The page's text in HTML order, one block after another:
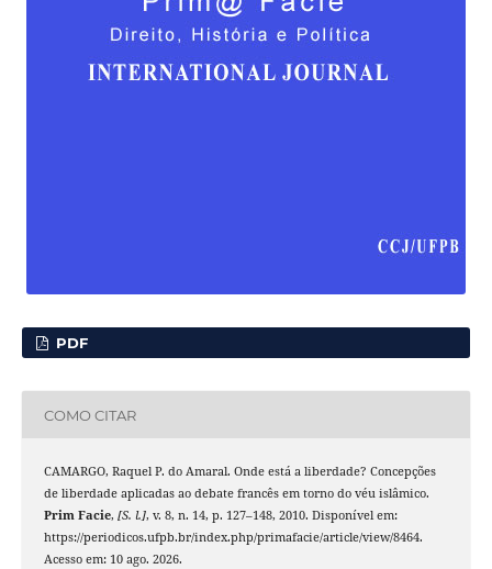
PDF
COMO CITAR
CAMARGO, Raquel P. do Amaral. Onde está a liberdade? Concepções
de liberdade aplicadas ao debate francês em torno do véu islâmico.
Prim Facie, [S. l.], v. 8, n. 14, p. 127–148, 2010. Disponível em:
https://periodicos.ufpb.br/index.php/primafacie/article/view/8464.
Acesso em: 10 ago. 2026.